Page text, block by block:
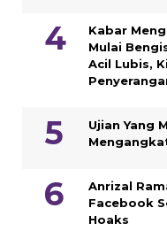
Kabar
Mulai
Acil Lubis,
Ujian Yang
Anrizal
Facebook
Hoaks